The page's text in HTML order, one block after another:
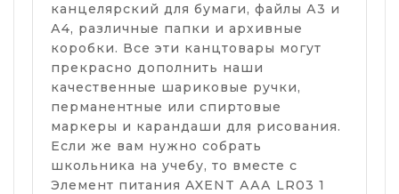
канцелярский для бумаги, файлы А3 и
А4, различные папки и архивные
коробки. Все эти канцтовары могут
прекрасно дополнить наши
качественные шариковые ручки,
перманентные или спиртовые
маркеры и карандаши для рисования.
Если же вам нужно собрать
школьника на учебу, то вместе с
Элемент питания AXENT ААА LR03 1